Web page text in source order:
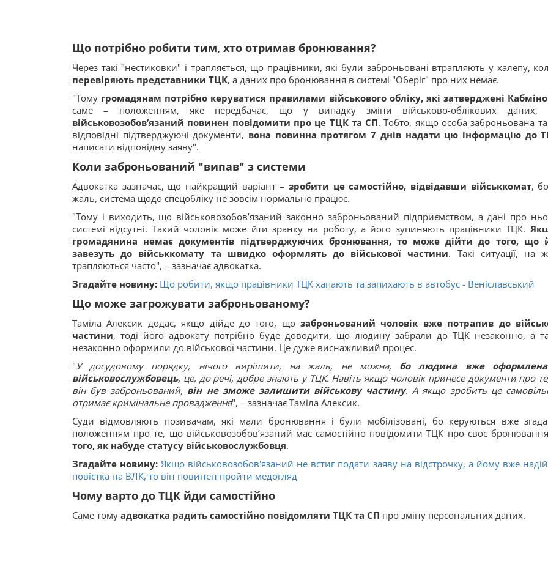
Що потрібно робити тим, хто отримав бронювання?
Через такі "нестиковки" і трапляється, що працівники, які були заброньовані втрапляють у халепу,
перевіряють представники ТЦК, а даних про бронювання в системі "Оберіг" про них немає.
"Тому громадянам потрібно керуватися правилами військового обліку, які затверджені
саме – положенням, яке передбачає, що у випадку зміни військово-облікових даних,
військовозобов’язаний повинен повідомити про це ТЦК та СП. Тобто, якщо особа заброньована
відповідні підтверджуючі документи, вона повинна протягом 7 днів надати цю інформацію до
написати відповідну заяву".
Коли заброньований "випав" з системи
Адвокатка зазначає, що найкращий варіант – зробити це самостійно, відвідавши військкомат,
жаль, система щодо спецобліку не зовсім нормально працює.
"Тому і виходить, що військовозобов’язаний законно заброньований підприємством, а дані про
системі відсутні. Такий чоловік може йти зранку на роботу, а його зупиняють працівники ТЦК.
громадянина немає документів підтверджуючих бронювання, то може дійти до того, що
завезуть до військкомату та швидко оформлять до військової частини. Такі ситуації, на
трапляються часто", – зазначає адвокатка.
Згадайте новину: Що робити, якщо працівники ТЦК хапають та запихають в автобус - Веніславський
Що може загрожувати заброньованому?
Таміла Алексик додає, якщо дійде до того, щозаброньований чоловік вже потрапив до
частини, тоді його адвокату потрібно буде доводити, що людину забрали до ТЦК незаконно, а
незаконно оформили до військової частини. Це дуже виснажливий процес.
"У досудовому порядку, нічого вирішити, на жаль, не можна, бо людина вже
військовослужбовець, це, до речі, добре знають у ТЦК. Навіть якщо чоловік принесе документи про
він був заброньований, він не зможе залишити військову частину. А якщо зробить це
отримає кримінальне провадження", – зазначає Таміла Алексик.
Суди відмовляють позивачам, які мали бронювання і були мобілізовані, бо керуються вже
положенням про те, що військовозобов’язаний має самостійно повідомити ТЦК про своє
того, як набуде статусу військовослужбовця.
Згадайте новину:Якщо військовозобов'язаний не встиг подати заяву на відстрочку, а йому вже
повістка на ВЛК, то він повинен пройти медогляд
Чому варто до ТЦК йди самостійно
Саме тому адвокатка радить самостійно повідомляти ТЦК та СП про зміну персональних даних.